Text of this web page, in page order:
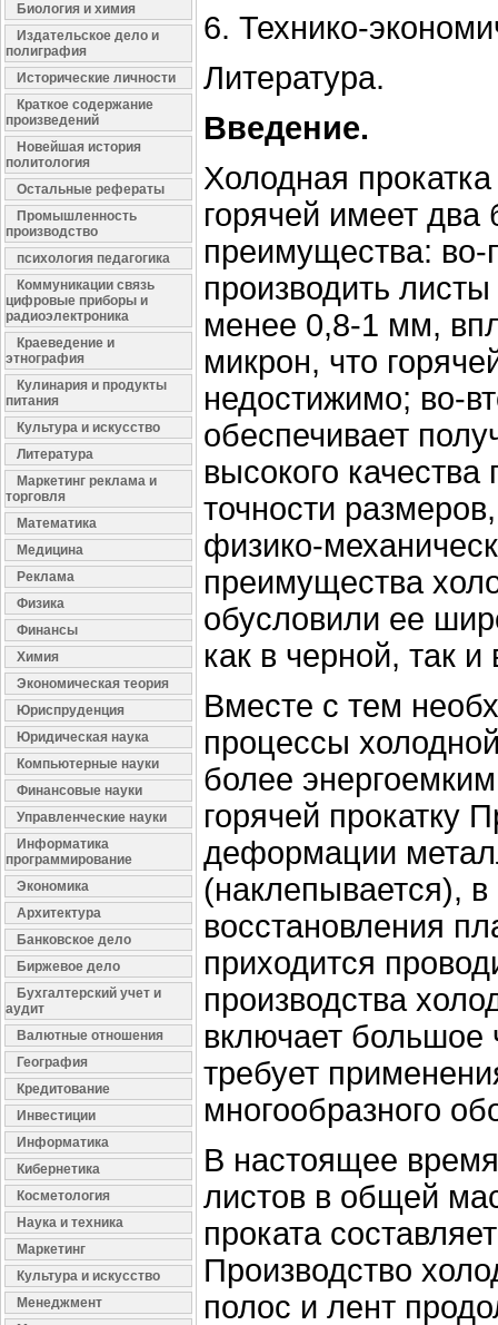
Биология и химия
Издательское дело и
полиграфия
Исторические личности
Краткое содержание
произведений
Новейшая история
политология
Остальные рефераты
Промышленность
производство
психология педагогика
Коммуникации связь
цифровые приборы и
радиоэлектроника
Краеведение и
этнография
Кулинария и продукты
питания
Культура и искусство
Литература
Маркетинг реклама и
торговля
Математика
Медицина
Реклама
Физика
Финансы
Химия
Экономическая теория
Юриспруденция
Юридическая наука
Компьютерные науки
Финансовые науки
Управленческие науки
Информатика
программирование
Экономика
Архитектура
Банковское дело
Биржевое дело
Бухгалтерский учет и
аудит
Валютные отношения
География
Кредитование
Инвестиции
Информатика
Кибернетика
Косметология
Наука и техника
Маркетинг
Культура и искусство
Менеджмент
6. Технико-
Литература.
Введение.
Холодная
горячей имеет два
преимущества: во-
производить
менее 0,8-1 мм,
микрон, что
недостижимо; во-
обеспечивает
высокого
точности
физико-
преимущества
обусловили ее
как в черной, так
Вместе с тем
процессы
более
горячей прокатку
деформации
(наклепывается),
восстановления
приходится
производства
включает большое
требует
многообразного
В настоящее
листов в общей
проката
Производство
полос и лент